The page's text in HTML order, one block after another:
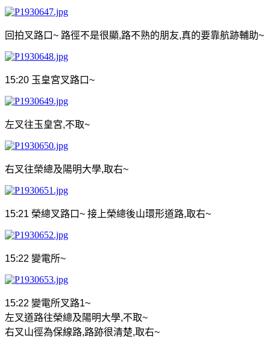
回拍叉路口~ 路徑不是很顯,路不熟的朋友,真的要靠航跡輔助~
15:20 玉皇宮叉路口~
左叉往玉皇宮,不取~
右叉往榮總及陽明大學,取右~
15:21 榮總叉路口~ 接上榮總後山環形道路,取右~
15:22 變電所~
15:22 變電所叉路1~
左叉道路往榮總及陽明大學,不取~
右叉山徑為保線路,路跡很清楚,取右~